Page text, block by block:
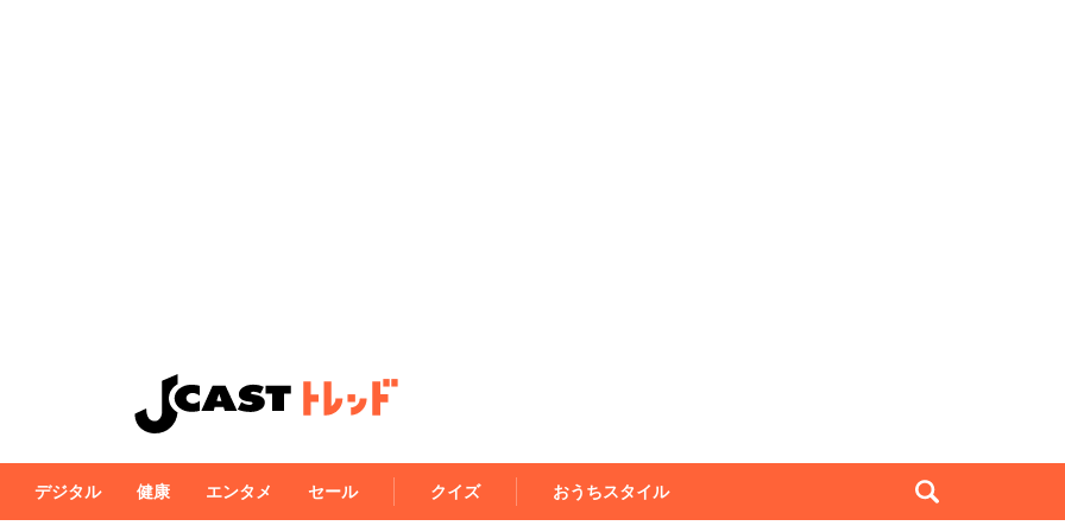
デジタル 健康 エンタメ セール クイズ おうちスタイル